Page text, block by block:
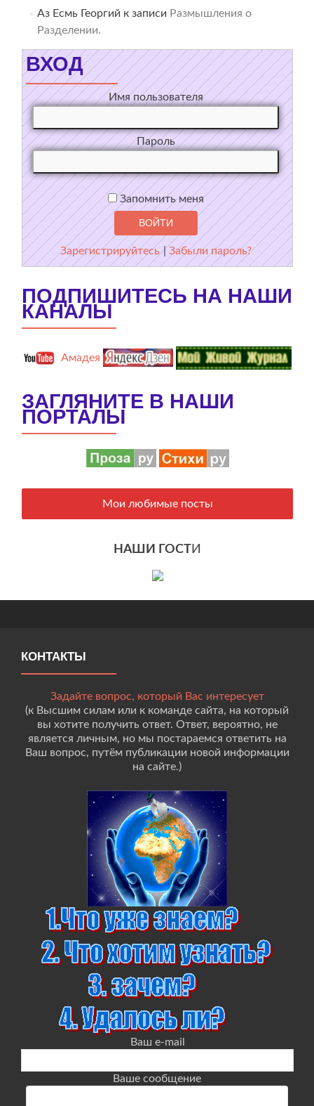
Аз Есмь Георгий к записи Размышления о
Разделении.
ВХОД
Имя пользователя
Пароль
Запомнить меня
Зарегистрируйтесь |Забыли пароль?
ПОДПИШИТЕСЬ НА НАШИ
КАНАЛЫ
Амадея
ЗАГЛЯНИТЕ В НАШИ
ПОРТАЛЫ
Мои любимые посты
НАШИ ГОСТИ
КОНТАКТЫ
Задайте вопрос, который Вас интересует
(к Высшим силам или к команде сайта, на который
вы хотите получить ответ. Ответ, вероятно, не
является личным, но мы постараемся ответить на
Ваш вопрос, путём публикации новой информации
на сайте.)
Ваш e-mail
Ваше сообщение